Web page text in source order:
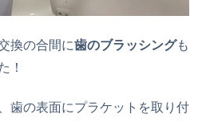
換の合間に歯のブラッシングも
！
歯の表面にプラケットを取り付